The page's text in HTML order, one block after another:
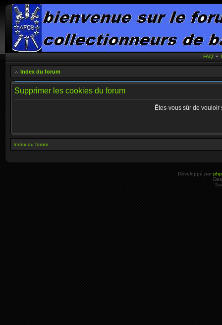
FAQ •
Index du forum
Supprimer les cookies du forum
Êtes-vous sûr de
Index du forum
Développé par